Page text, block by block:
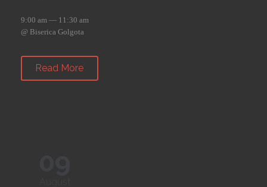
9:00 am — 11:30 am
@ Biserica Golgota
Read More